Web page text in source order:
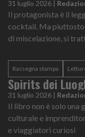
31 luglio 2026 |
Il protagonista è il
cocktail. Ma piuttosto
di miscelazione, si
Rassegna stampa
Spirits dei
31 luglio 2026 |
Il libro non è solo una
culturale e
e viaggiatori curiosi